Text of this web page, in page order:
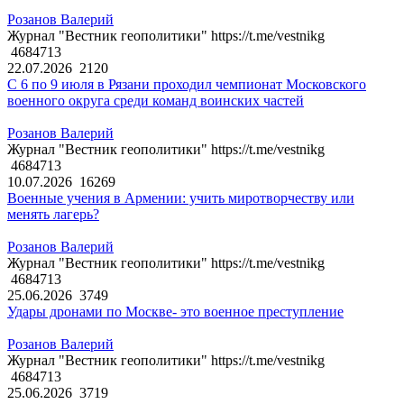
Розанов Валерий
Журнал "Вестник геополитики" https://t.me/vestnikg
4684713
22.07.2026 2120
С 6 по 9 июля в Рязани проходил чемпионат Московского
военного округа среди команд воинских частей
Розанов Валерий
Журнал "Вестник геополитики" https://t.me/vestnikg
4684713
10.07.2026 16269
Военные учения в Армении: учить миротворчеству или
менять лагерь?
Розанов Валерий
Журнал "Вестник геополитики" https://t.me/vestnikg
4684713
25.06.2026 3749
Удары дронами по Москве- это военное преступление
Розанов Валерий
Журнал "Вестник геополитики" https://t.me/vestnikg
4684713
25.06.2026 3719